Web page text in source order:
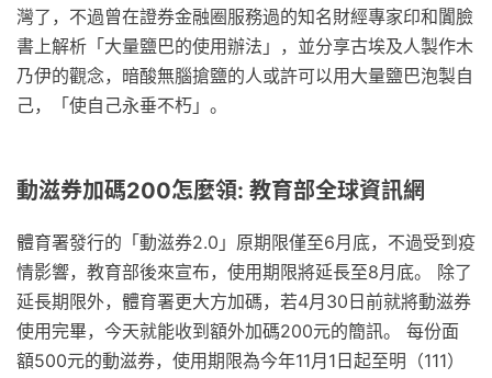
灣了，不過曾在證券金融圈服務過的知名財經專家印和闐臉
書上解析「大量鹽巴的使用辦法」，並分享古埃及人製作木
乃伊的觀念，暗酸無腦搶鹽的人或許可以用大量鹽巴泡製自
己，「使自己永垂不朽」。
動滋券加碼200怎麼領: 教育部全球資訊網
體育署發行的「動滋券2.0」原期限僅至6月底，不過受到疫
情影響，教育部後來宣布，使用期限將延長至8月底。 除了
延長期限外，體育署更大方加碼，若4月30日前就將動滋券
使用完畢，今天就能收到額外加碼200元的簡訊。 每份面
額500元的動滋券，使用期限為今年11月1日起至明（111）